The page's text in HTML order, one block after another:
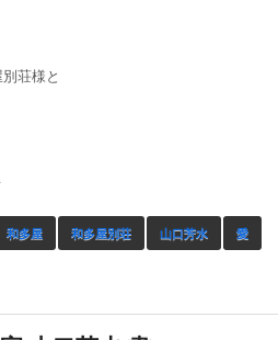
荘様と
和多屋 和多屋別荘 山口芳水 愛